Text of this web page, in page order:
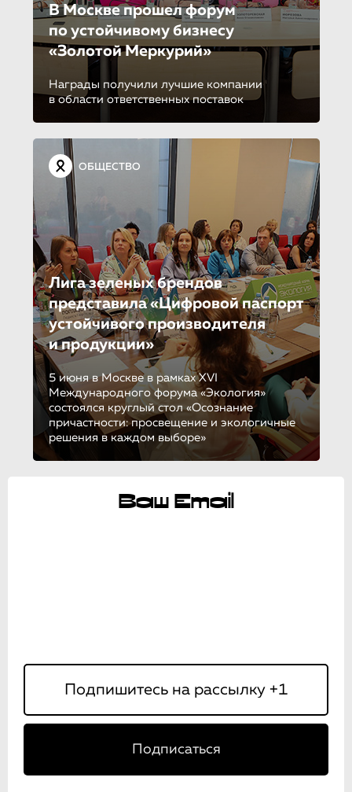
В Москве прошел форум
по устойчиво­му бизнесу
«Золотой Меркурий»
Награды получили лучшие компании
в области ответственных поставок
ОБЩЕСТВО
Лига зеленых брендов
представила «Цифровой паспорт
устойчивого производителя
и продукции»
5 июня в Москве в рамках XVI
Международного форума «Экология»
состоялся круглый стол «Осознание
причастности: просвещение и экологичные
решения в каждом выборе»
Ваш Email
Подписаться